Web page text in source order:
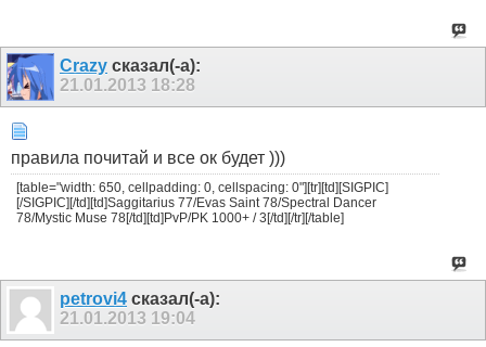
Crazy сказал(-а):
21.01.2013 18:28
правила почитай и все ок будет )))
[table="width: 650, cellpadding: 0, cellspacing: 0"][tr][td][SIGPIC]
[/SIGPIC][/td][td]Saggitarius 77/Evas Saint 78/Spectral Dancer
78/Mystic Muse 78[/td][td]PvP/PK 1000+ / 3[/td][/tr][/table]
petrovi4 сказал(-а):
21.01.2013 19:04